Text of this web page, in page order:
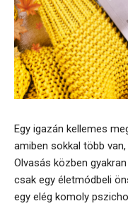
Egy igazán kellemes
amiben sokkal több
Olvasás közben
csak egy életmódbeli
egy elég komoly